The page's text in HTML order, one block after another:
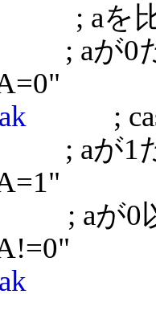
; a
; aが
; aが
;